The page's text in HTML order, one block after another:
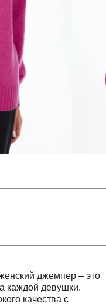
джемпер – это
каждой девушки.
качества с